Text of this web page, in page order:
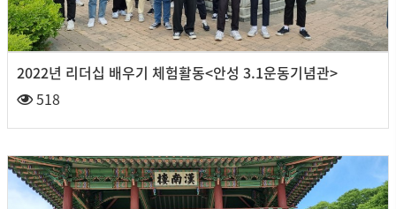
2022년 리더십 배우기 체험활동<안성 3.1운동기념관>
518